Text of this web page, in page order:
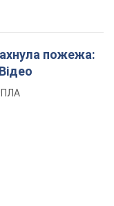
пожежа: